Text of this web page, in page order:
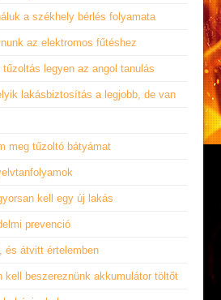
a székhely bérlés folyamata
az elektromos fűtéshez
legyen az angol tanulás
lakásbiztosítás a legjobb, de van
meg tűzoltó bátyámat
kell egy új lakás
prevenció
és átvitt értelemben
kell beszereznünk akkumulátor töltőt